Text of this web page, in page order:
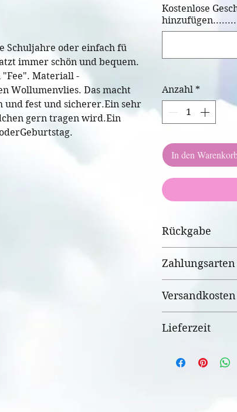
Schuljahre oder einfach fü
immer schön und bequem.
Materiall -
Wollumenvlies. Das macht
fest und sicherer.Ein sehr
gern tragen wird.Ein
Kostenlose
Anzahl *
In den
Rückgabe
Personalisierung.
Zahlungsarten
Paypal
Kreditkarten/
WIX Payment
Versandkosten
Bei Bestellung
nach Gewicht
Lieferzeit